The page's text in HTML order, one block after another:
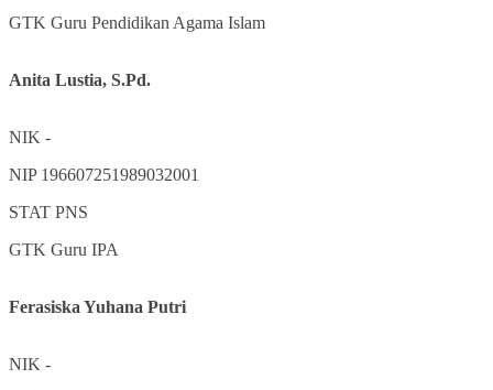
GTK Guru Pendidikan Agama Islam
Anita Lustia, S.Pd.
NIK -
NIP 196607251989032001
STAT PNS
GTK Guru IPA
Ferasiska Yuhana Putri
NIK -